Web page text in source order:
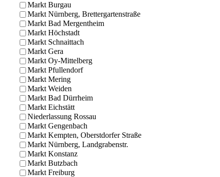
Markt Burgau
Markt Nürnberg, Brettergartenstraße
Markt Bad Mergentheim
Markt Höchstadt
Markt Schnaittach
Markt Gera
Markt Oy-Mittelberg
Markt Pfullendorf
Markt Mering
Markt Weiden
Markt Bad Dürrheim
Markt Eichstätt
Niederlassung Rossau
Markt Gengenbach
Markt Kempten, Oberstdorfer Straße
Markt Nürnberg, Landgrabenstr.
Markt Konstanz
Markt Butzbach
Markt Freiburg